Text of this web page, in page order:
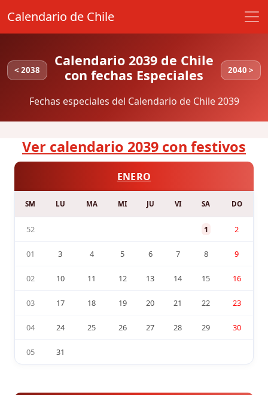
Calendario de Chile
< 2038
Calendario 2039 de Chile
con fechas Especiales
2040 >
Fechas especiales del Calendario de Chile 2039
Ver calendario 2039 con festivos
ENERO
SM LU MA MI JU VI SA DO
52 1 2
01 3 4 5 6 7 8 9
02 10 11 12 13 14 15 16
03 17 18 19 20 21 22 23
04 24 25 26 27 28 29 30
05 31